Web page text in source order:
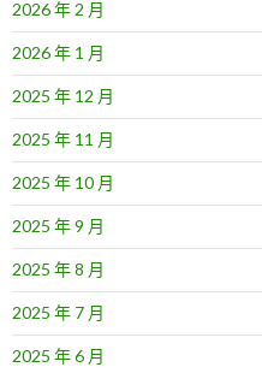
2026 年 2 月
2026 年 1 月
2025 年 12 月
2025 年 11 月
2025 年 10 月
2025 年 9 月
2025 年 8 月
2025 年 7 月
2025 年 6 月